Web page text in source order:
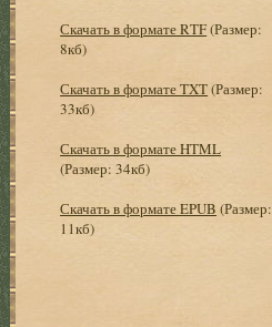
Скачать в формате RTF(Размер:
8кб)
Скачать в формате TXT(Размер:
33кб)
Скачать в формате HTML
(Размер: 34кб)
Скачать в формате EPUB (Размер:
11кб)